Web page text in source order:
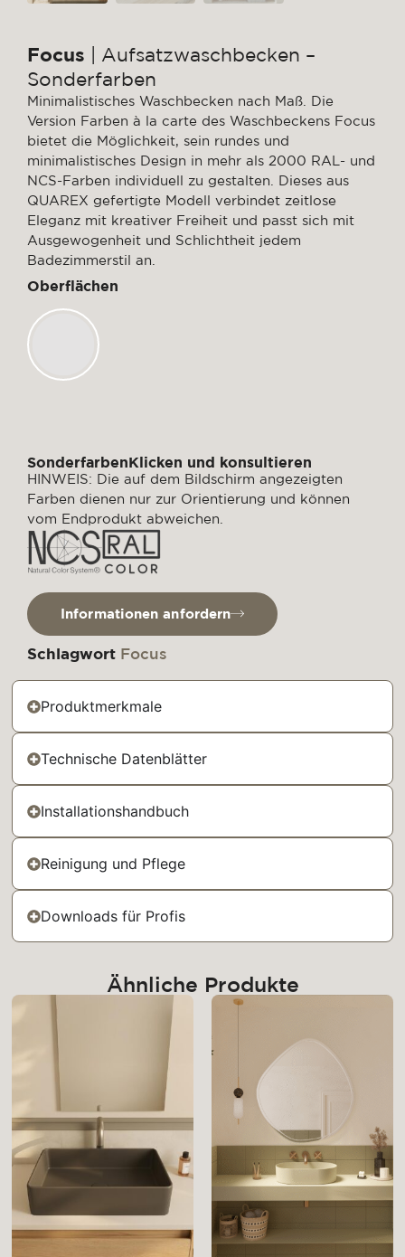
Focus | Aufsatzwaschbecken –
Sonderfarben
Minimalistisches Waschbecken nach Maß. Die
Version Farben à la carte des Waschbeckens Focus
bietet die Möglichkeit, sein rundes und
minimalistisches Design in mehr als 2000 RAL- und
NCS-Farben individuell zu gestalten. Dieses aus
QUAREX gefertigte Modell verbindet zeitlose
Eleganz mit kreativer Freiheit und passt sich mit
Ausgewogenheit und Schlichtheit jedem
Badezimmerstil an.
Oberflächen
SonderfarbenKlicken und konsultieren
HINWEIS: Die auf dem Bildschirm angezeigten
Farben dienen nur zur Orientierung und können
vom Endprodukt abweichen.
Informationen anfordern
Schlagwort Focus
Produktmerkmale
Technische Datenblätter
Installationshandbuch
Reinigung und Pflege
Downloads für Profis
Ähnliche Produkte